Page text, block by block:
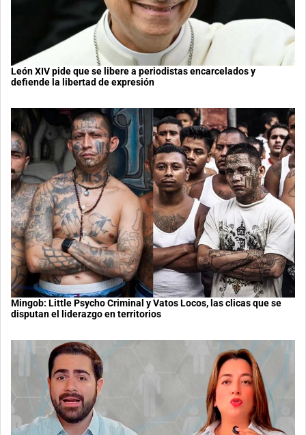
León XIV pide que se libere a periodistas encarcelados y
defiende la libertad de expresión
Mingob: Little Psycho Criminal y Vatos Locos, las clicas que se
disputan el liderazgo en territorios